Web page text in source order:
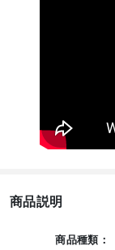
商品説明
商品種類：